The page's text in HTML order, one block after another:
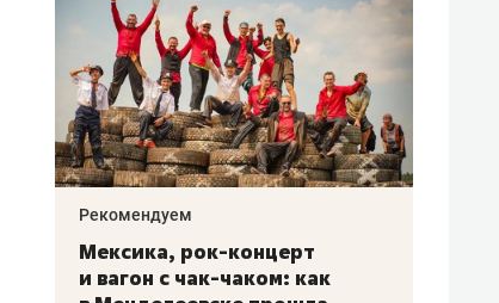
Рекомендуем
Мексика, рок-концерт
и вагон с чак-чаком: как